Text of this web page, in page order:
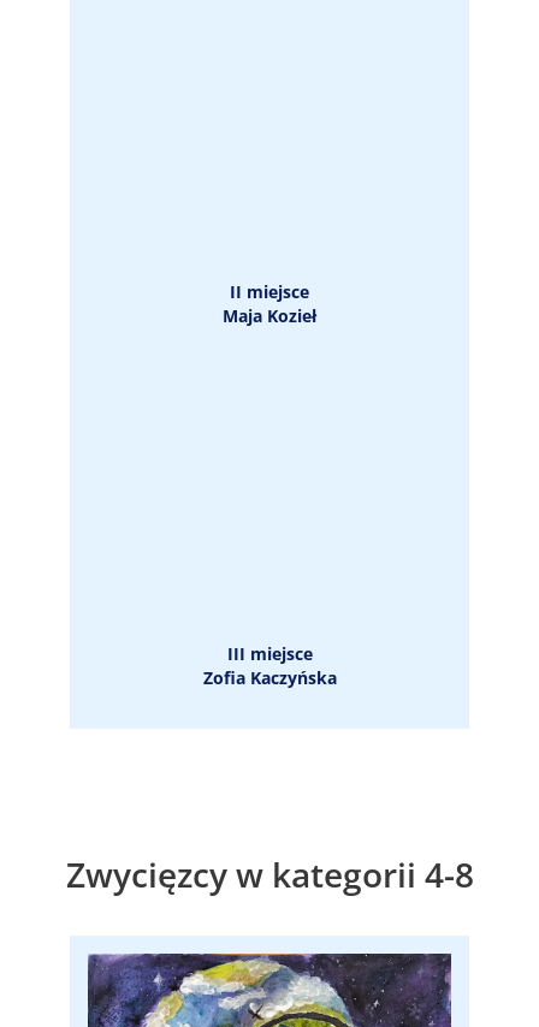
II miejsce
Maja Kozieł
III miejsce
Zofia Kaczyńska
Zwycięzcy w kategorii 4-8